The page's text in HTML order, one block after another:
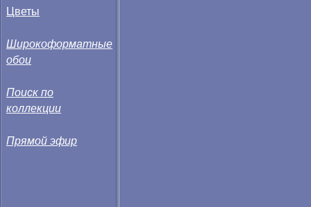
Цветы
Широкоформатные
обои
Поиск по
коллекции
Прямой эфир